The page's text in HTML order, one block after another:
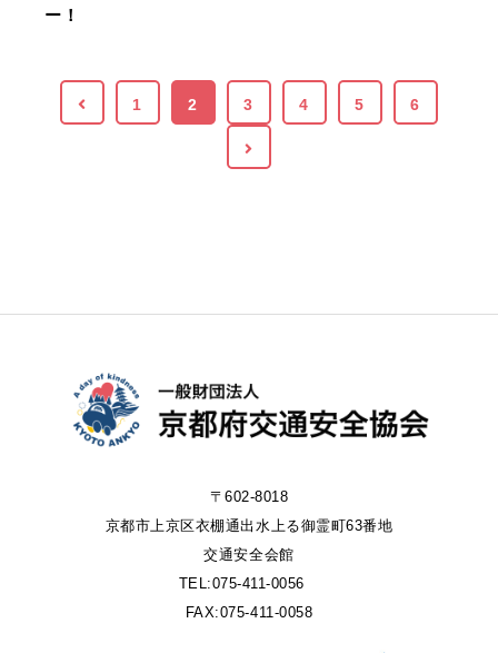
ー！
1 2 3 4 5 6
〒602-8018
京都市上京区衣棚通出水上る御霊町63番地
交通安全会館
TEL:075-411-0056
FAX:075-411-0058